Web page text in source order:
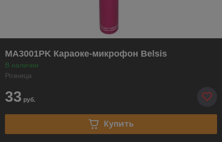
MA3001PK Караоке-микрофон Belsis
В наличии
Розница
33 руб.
Купить